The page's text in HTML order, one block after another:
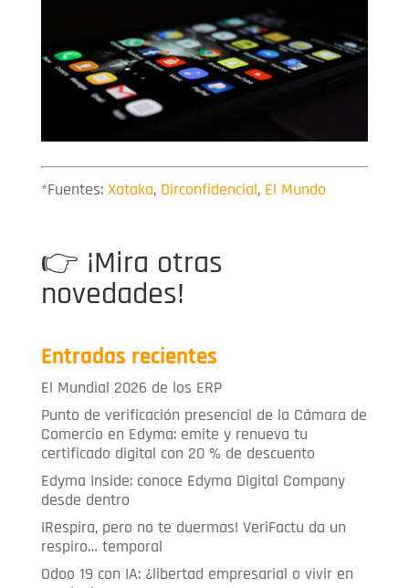
*Fuentes: Xataka, Dirconfidencial, El Mundo
👉 ¡Mira otras
novedades!
Entradas recientes
El Mundial 2026 de los ERP
Punto de verificación presencial de la Cámara de
Comercio en Edyma: emite y renueva tu
certificado digital con 20 % de descuento
Edyma Inside: conoce Edyma Digital Company
desde dentro
¡Respira, pero no te duermas! VeriFactu da un
respiro… temporal
Odoo 19 con IA: ¿libertad empresarial o vivir en